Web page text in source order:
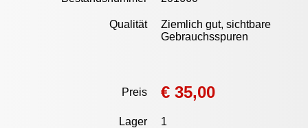
Qualität
Ziemlich gut, sichtbare
Gebrauchsspuren
Preis € 35,00
Lager 1